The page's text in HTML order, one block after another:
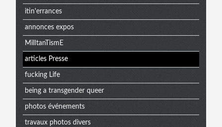
itin'errances
annonces expos
MilItanTismE
articles Presse
fucking Life
being a transgender queer
photos événements
travaux photos divers